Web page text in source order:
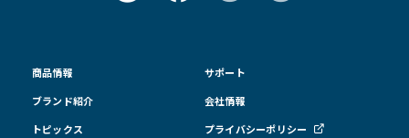
商品情報
ブランド紹介
トピックス
サポート
会社情報
プライバシーポリシー